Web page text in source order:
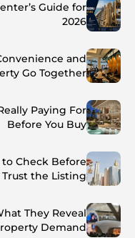
Guide for
2026
and
Go Together
Paying For
Before You Buy
Check Before
Trust the Listing
They Reveal
Demand